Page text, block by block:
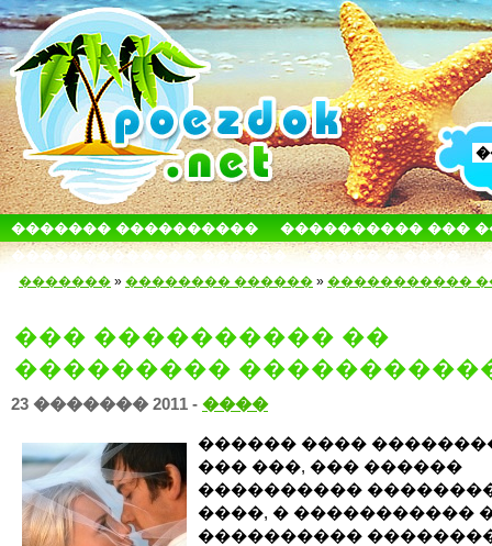
������� ����������
���������� ���
������������� ������
����� � ����
������� » �������� ������ » �����������
��� ���������� ��
���������
23 ������� 2011 - ����
������ ����
��� ���, ��� ������
����������
����, � �����������
����������